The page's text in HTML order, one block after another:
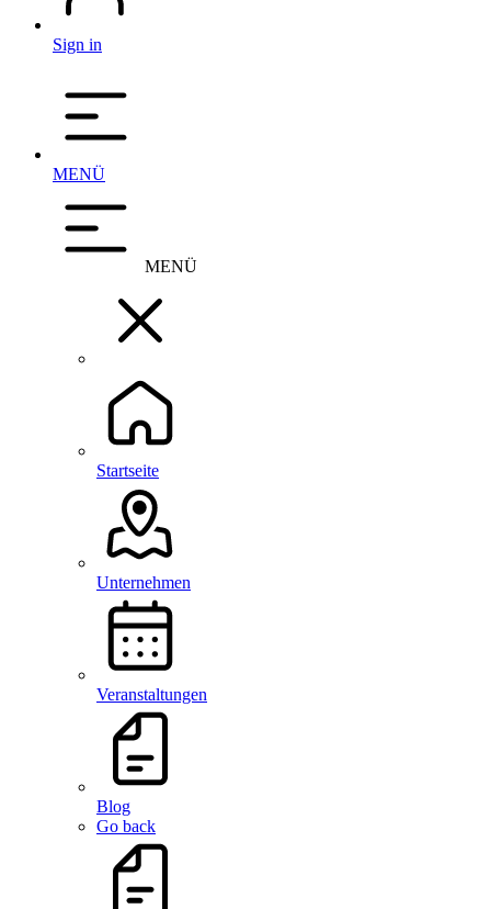
Sign in
MENÜ
MENÜ
Startseite
Unternehmen
Veranstaltungen
Blog
Go back